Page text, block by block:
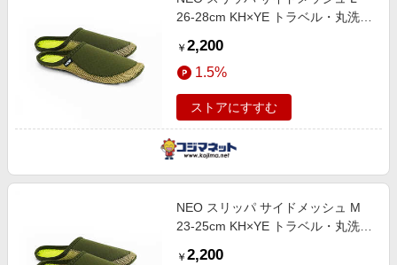
26-28cm KH×YE トラベル・丸洗い
￥ 2,200
1.5%
ストアにすすむ
NEO スリッパ サイドメッシュ M
23-25cm KH×YE トラベル・丸洗い
￥ 2,200